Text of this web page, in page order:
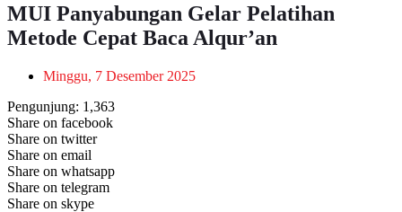
MUI Panyabungan Gelar Pelatihan
Metode Cepat Baca Alqur’an
Minggu, 7 Desember 2025
Pengunjung: 1,363
Share on facebook
Share on twitter
Share on email
Share on whatsapp
Share on telegram
Share on skype